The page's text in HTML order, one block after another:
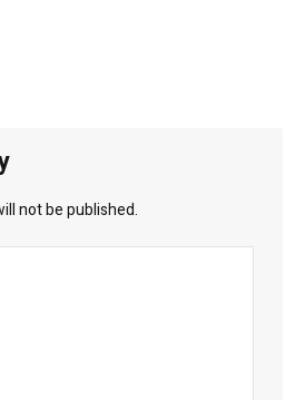
not be published.